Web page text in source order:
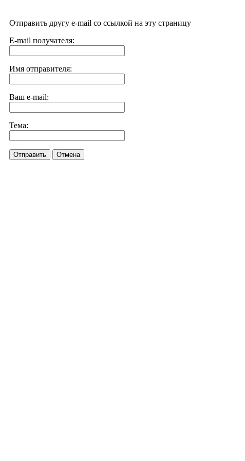
Отправить другу e-mail со ссылкой на эту страницу
E-mail получателя:
Имя отправителя:
Ваш e-mail:
Тема:
Отправить Отмена